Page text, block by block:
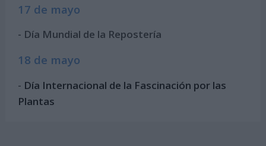
17 de mayo
- Día Mundial de la Repostería
18 de mayo
- Día Internacional de la Fascinación por las
Plantas